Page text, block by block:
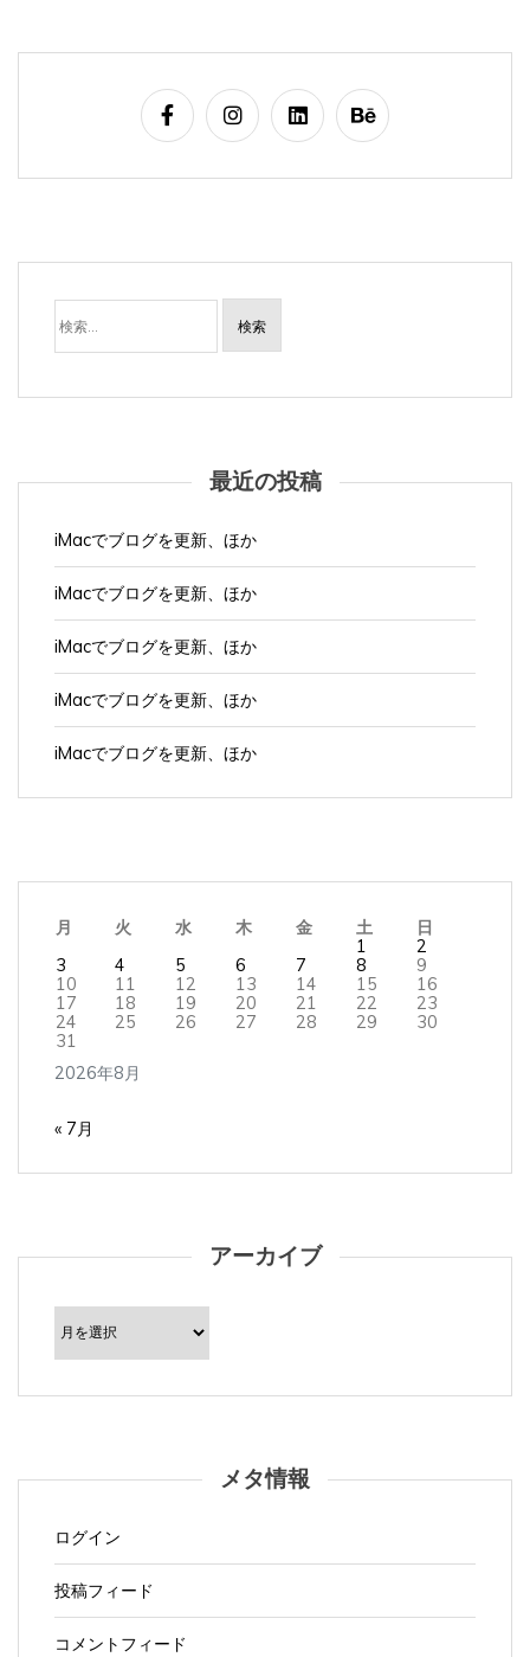
検
最近の投稿
iMacでブログを更新、ほか
iMacでブログを更新、ほか
iMacでブログを更新、ほか
iMacでブログを更新、ほか
iMacでブログを更新、ほか
2026年8月
月 火 水 木 金 土
日
1
2
3
4 5 6 7 8
9
10
11 12 13 14 15
16
17
18 19 20 21 22
23
24
25 26 27 28 29
30
31
« 7月
アーカイブ
ア
ー
カ
イ
メタ情報
ログイン
投稿フィード
コメントフィード